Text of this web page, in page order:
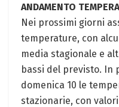
ANDAMENTO
Nei prossimi giorni
temperature, con
media stagionale e
bassi del previsto. In
domenica 10 le
stazionarie, con valori